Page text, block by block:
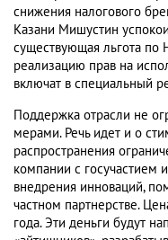
снижения налогового
Казани Мишустин
существующая льгота по
реализацию прав на
включат в специальный
Поддержка отрасли не
мерами. Речь идет и о
распространения
компании с госучастием
внедрения инноваций,
частном партнерстве.
года. Эти деньги будут